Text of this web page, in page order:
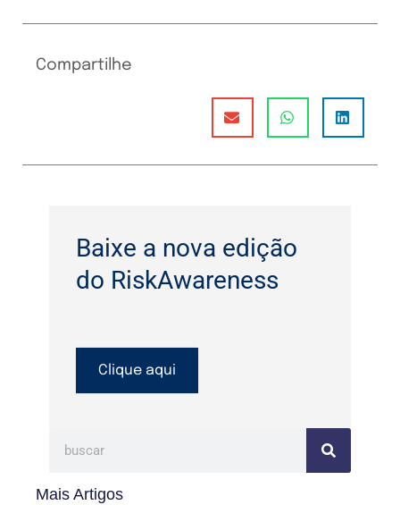
Compartilhe
Baixe a nova edição
do RiskAwareness
Clique aqui
Mais Artigos